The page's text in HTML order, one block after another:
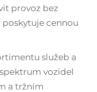
provoz bez
poskytuje cennou
služeb a
vozidel
a tržním